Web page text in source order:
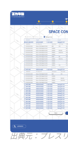
出典元：プレス